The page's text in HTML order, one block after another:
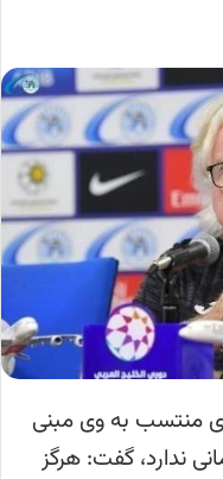
منتسب به وی مبنی
ندارد، گفت: هرگز